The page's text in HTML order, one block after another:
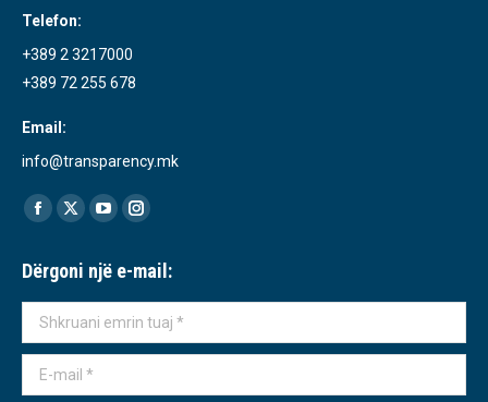
Telefon:
+389 2 3217000
+389 72 255 678
Email:
info@transparency.mk
Find us on:
Facebook
opens
in
new
X
opens
in
new
YouTube
opens
in
new
Instagram
opens
in
new
Dërgoni një e-mail:
Shkruani emrin tuaj *
E-mail *